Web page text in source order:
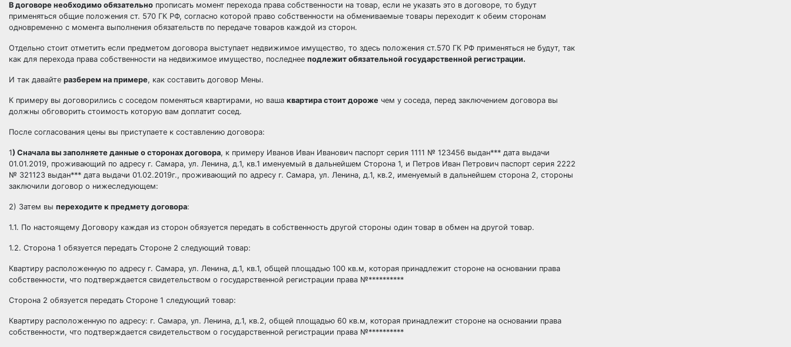
В договоре необходимо обязательно прописать момент перехода права собственности на товар, если не указать это в договоре, то будут
применяться общие положения ст. 570 ГК РФ, согласно которой право собственности на обмениваемые товары переходит к обеим сторонам
одновременно с момента выполнения обязательств по передаче товаров каждой из сторон.
Отдельно стоит отметить если предметом договора выступает недвижимое имущество, то здесь положения ст.570 ГК РФ применяться не будут, так
как для перехода права собственности на недвижимое имущество, последнее подлежит обязательной государственной регистрации.
И так давайте разберем на примере, как составить договор Мены.
К примеру вы договорились с соседом поменяться квартирами, но ваша квартира стоит дороже чем у соседа, перед заключением договора вы
должны обговорить стоимость которую вам доплатит сосед.
После согласования цены вы приступаете к составлению договора:
1) Сначала вы заполняете данные о сторонах договора, к примеру Иванов Иван Иванович паспорт серия 1111 № 123456 выдан*** дата выдачи
01.01.2019, проживающий по адресу г. Самара, ул. Ленина, д.1, кв.1 именуемый в дальнейшем Сторона 1, и Петров Иван Петрович паспорт серия 2222
№ 321123 выдан*** дата выдачи 01.02.2019г., проживающий по адресу г. Самара, ул. Ленина, д.1, кв.2, именуемый в дальнейшем сторона 2, стороны
заключили договор о нижеследующем:
2) Затем вы переходите к предмету договора:
1.1. По настоящему Договору каждая из сторон обязуется передать в собственность другой стороны один товар в обмен на другой товар.
1.2. Сторона 1 обязуется передать Стороне 2 следующий товар:
Квартиру расположенную по адресу г. Самара, ул. Ленина, д.1, кв.1, общей площадью 100 кв.м, которая принадлежит стороне на основании права
собственности, что подтверждается свидетельством о государственной регистрации права №**********
Сторона 2 обязуется передать Стороне 1 следующий товар:
Квартиру расположенную по адресу: г. Самара, ул. Ленина, д.1, кв.2, общей площадью 60 кв.м, которая принадлежит стороне на основании права
собственности, что подтверждается свидетельством о государственной регистрации права №**********